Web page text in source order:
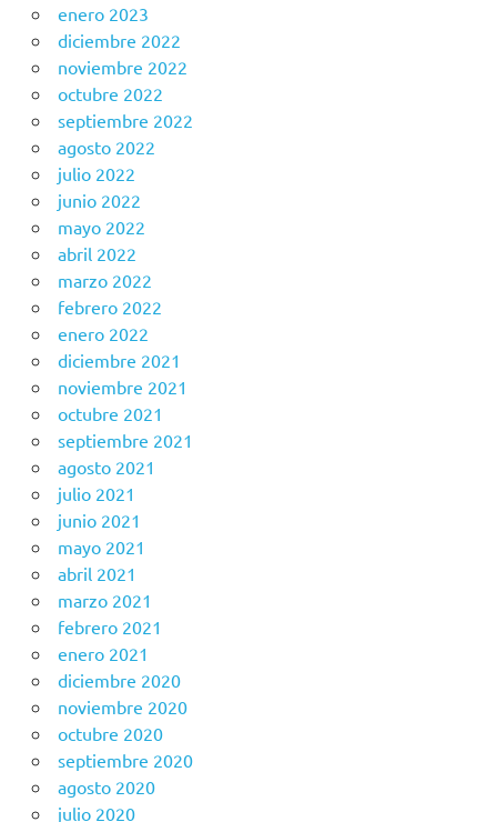
enero 2023
diciembre 2022
noviembre 2022
octubre 2022
septiembre 2022
agosto 2022
julio 2022
junio 2022
mayo 2022
abril 2022
marzo 2022
febrero 2022
enero 2022
diciembre 2021
noviembre 2021
octubre 2021
septiembre 2021
agosto 2021
julio 2021
junio 2021
mayo 2021
abril 2021
marzo 2021
febrero 2021
enero 2021
diciembre 2020
noviembre 2020
octubre 2020
septiembre 2020
agosto 2020
julio 2020